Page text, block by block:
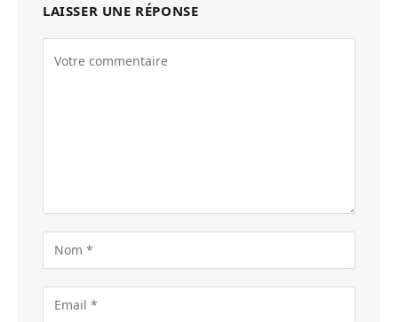
LAISSER UNE RÉPONSE